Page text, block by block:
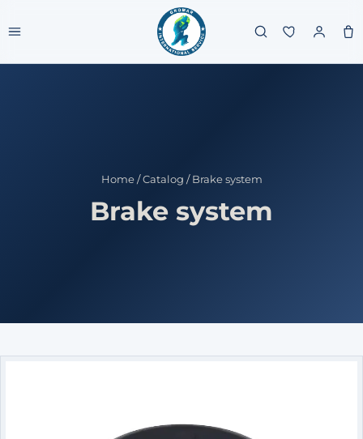
Home/Catalog /Brake system
Brake system